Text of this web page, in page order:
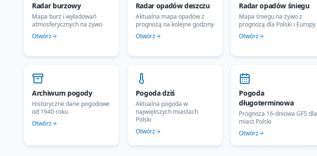
Radar burzowy
Mapa burz i wyładowań
atmosferycznych na żywo
Otwórz
Radar opadów deszczu
Aktualna mapa opadów z
prognozą na kolejne godziny
Otwórz
Radar opadów śniegu
Mapa śniegu na żywo z
prognozą dla Polski i Europy
Otwórz
Archiwum pogody
Historyczne dane pogodowe
od 1940 roku
Otwórz
Pogoda dziś
Aktualna pogoda w
największych miastach
Polski
Otwórz
Pogoda
długoterminowa
Prognoza 16-dniowa GFS dla
miast Polski
Otwórz